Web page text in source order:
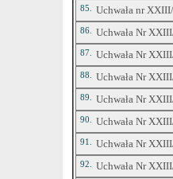
85. Uchwała nr
86. Uchwała Nr
87. Uchwała Nr
88. Uchwała Nr
89. Uchwała Nr
90. Uchwała Nr
91. Uchwała Nr
92. Uchwała Nr